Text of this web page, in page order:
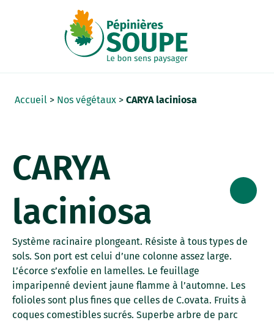
Accueil > Nos végétaux >CARYA laciniosa
CARYA
laciniosa
Système racinaire plongeant. Résiste à tous types de
sols. Son port est celui d’une colonne assez large.
L’écorce s’exfolie en lamelles. Le feuillage
imparipenné devient jaune flamme à l’automne. Les
folioles sont plus fines que celles de C.ovata. Fruits à
coques comestibles sucrés. Superbe arbre de parc